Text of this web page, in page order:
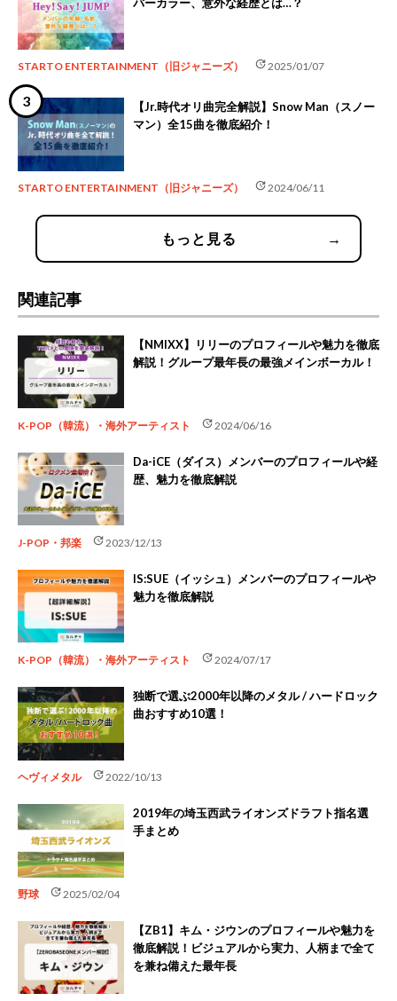
STARTO ENTERTAINMENT（旧ジャニーズ） update2025/01/07
【Jr.時代オリ曲完全解説】Snow Man（スノー
マン）全15曲を徹底紹介！
STARTO ENTERTAINMENT（旧ジャニーズ） update2024/06/11
もっと見る →
関連記事
【NMIXX】リリーのプロフィールや魅力を徹底
解説！グループ最年長の最強メインボーカル！
K-POP（韓流）・海外アーティスト update2024/06/16
Da-iCE（ダイス）メンバーのプロフィールや経
歴、魅力を徹底解説
J-POP・邦楽 update2023/12/13
IS:SUE（イッシュ）メンバーのプロフィールや
魅力を徹底解説
K-POP（韓流）・海外アーティスト update2024/07/17
独断で選ぶ2000年以降のメタル / ハードロック
曲おすすめ10選！
ヘヴィメタル update2022/10/13
2019年の埼玉西武ライオンズドラフト指名選
手まとめ
野球 update2025/02/04
【ZB1】キム・ジウンのプロフィールや魅力を
徹底解説！ビジュアルから実力、人柄まで全て
を兼ね備えた最年長